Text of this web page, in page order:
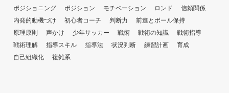
ポジショニング
ポジション モチベーション ロンド
信頼関係
内発的動機づけ
初心者コーチ 判断力
前進とボール保持
原理原則
声かけ 少年サッカー 戦術 戦術の知識
戦術指導
戦術理解
指導スキル 指導法 状況判断 練習計画
育成
自己組織化
複雑系